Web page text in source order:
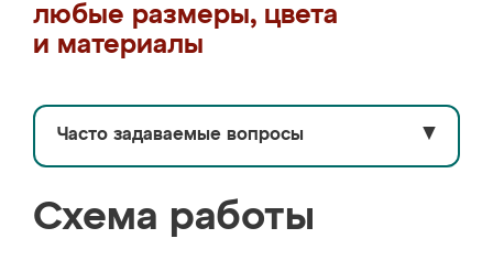
любые размеры, цвета
и материалы
Часто задаваемые вопросы ▼
Схема работы